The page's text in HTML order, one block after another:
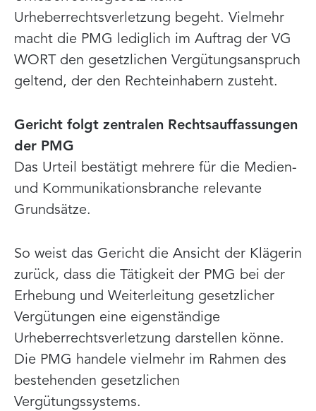
Urheberrechtsverletzung begeht. Vielmehr
macht die PMG lediglich im Auftrag der VG
WORT den gesetzlichen Vergütungsanspruch
geltend, der den Rechteinhabern zusteht.
Gericht folgt zentralen Rechtsauffassungen
der PMG
Das Urteil bestätigt mehrere für die Medien-
und Kommunikationsbranche relevante
Grundsätze.
So weist das Gericht die Ansicht der Klägerin
zurück, dass die Tätigkeit der PMG bei der
Erhebung und Weiterleitung gesetzlicher
Vergütungen eine eigenständige
Urheberrechtsverletzung darstellen könne.
Die PMG handele vielmehr im Rahmen des
bestehenden gesetzlichen
Vergütungssystems.